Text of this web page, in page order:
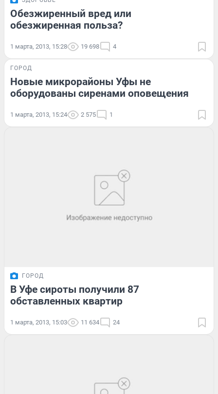
Обезжиренный вред или
обезжиренная польза?
1 марта, 2013, 15:28 19 698 4
ГОРОД
Новые микрорайоны Уфы не
оборудованы сиренами оповещения
1 марта, 2013, 15:24 2 575 1
ГОРОД
В Уфе сироты получили 87
обставленных квартир
1 марта, 2013, 15:03 11 634 24